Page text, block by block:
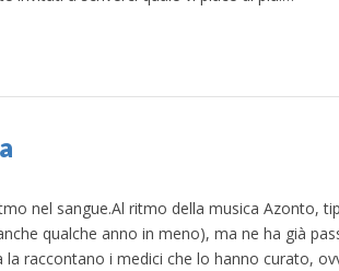
nel sangue.Al ritmo della musica Azonto,
qualche anno in meno), ma ne ha già
la raccontano i medici che lo hanno curato,